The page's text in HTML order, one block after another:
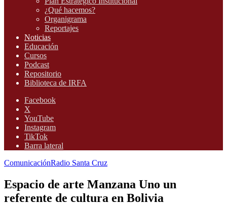
¿Qué hacemos?
Organigrama
Reportajes
Noticias
Educación
Cursos
Podcast
Repositorio
Biblioteca de IRFA
Facebook
X
YouTube
Instagram
TikTok
Barra lateral
ComunicaciónRadio Santa Cruz
Espacio de arte Manzana Uno un
referente de cultura en Bolivia